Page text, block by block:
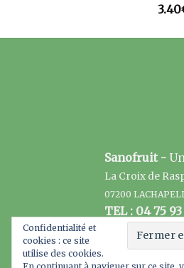
3.40
Confidentialité et
cookies : ce site
utilise des cookies.
Sanofruit -
La Croix de
07200
TEL : 04 75 93